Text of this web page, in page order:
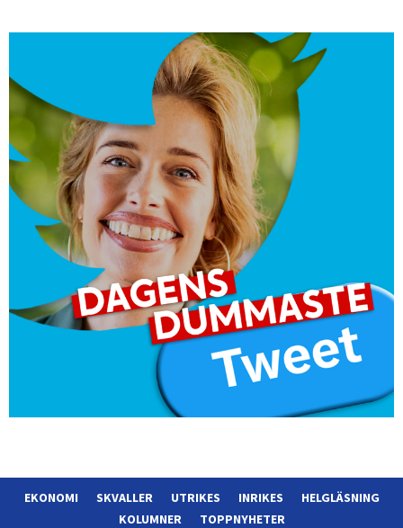
EKONOMI SKVALLER UTRIKES INRIKES
HELGLÄSNING
KOLUMNER
TOPPNYHETER